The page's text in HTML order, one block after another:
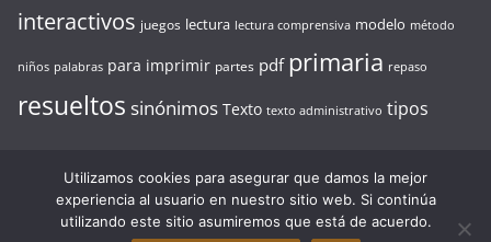
interactivos juegos lectura lectura comprensiva modelo método
niños palabras para imprimir partes pdf primaria repaso
resueltos sinónimos Texto texto administrativo tipos
Copyright © 2026 MAGIALECTORA.COM
. Todos los derechos
Utilizamos cookies para asegurar que damos la mejor
experiencia al usuario en nuestro sitio web. Si continúa
utilizando este sitio asumiremos que está de acuerdo.